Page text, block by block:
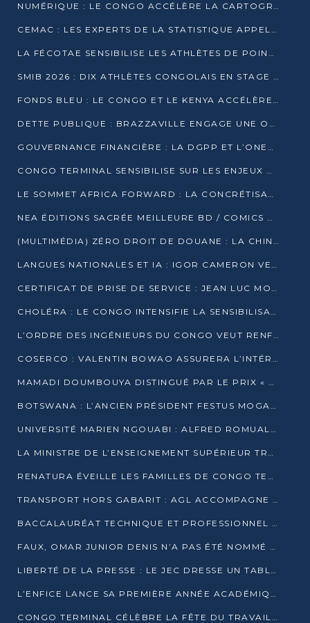
NUMÉRIQUE : LE CONGO ACCÉLÈRE LA CARTOGRAPHIE DE SES INFRASTRUCTURES DIGITALES
CEMAC : LES EXPERTS DE LA STATISTIQUE APPELLENT À RENFORCER LA SÉCURISATION DES DONNÉES
LA FÉCOTAE SENSIBILISE LES ATHLÈTES DE POINTE-NOIRE À L’HYGIÈNE ALIMENTA
SMIB 2026 : DIX ATHLÈTES CONGOLAIS EN STAGE AU KENYA
FONDS BLEU : LE CONGO ET LE KENYA ACCÉLÈRENT LA MOBILISATION DES FINANCEMENTS
DETTE PUBLIQUE : BRAZZAVILLE ENGAGE UNE OPÉRATION DE RACHAT DE 575 MILLIONS DE DOLLARS
GOUVERNANCE FINANCIÈRE : LA DGPP ET L’ONEC-C VERS UN PARTENARIAT POUR ASSAINIR LES ENTREPRISES PUBLIQUES
CONGO TERMINAL SENSIBILISE SUR LES ENJEUX DE LA SANTÉ MENTALE EN
LE SOMMET AFRICA FORWARD : LA CONCRÉTISATION DE PARTENARIATS ÉQUILIBRÉS ET TOURNÉS VERS L’AVENIR ENTRE LE CONTINENT AFRICAIN ET LA FRANCE
NEA ÉDITIONS SACRÉE MEILLEURE BD / COMICS D’AFRIQUE AU KENYA
(MULTIMÉDIA) ZÉRO DROIT DE DOUANE : LA CHINE ET L’AFRIQUE VERS UNE PROXIMITÉ SANS PRÉCÉDENT (PAPIER GÉNÉRAL)
LANGUES NATIONALES ET IA : IGOR CAMERON VEUT ARRIMER LA STRATÉGIE IA À LA LOI SUR LA RECHERCHE
CERTIFICAT DE PRISE DE SERVICE : JEAN LUC MOUTHOU DÉMENT UNE « FAKE NEWS »
CHOLÉRA : LE CONGO INTENSIFIE LA SENSIBILISATION AU MARCHÉ DE TALANGAÏ
L’ORDRE DES INGÉNIEURS DU CONGO VEUT RENFORCER L’ÉTHIQUE ET LA CRÉDIBILITÉ DE LA PROFESSION
COSERCO : VALENTIN BOWAO ASSURERA L’INTÉRIM À LA TÊTE DU BUREAU EXÉCUTIF NATIONAL
MAMADI DOUMBOUYA DISTINGUÉ PAR LE PRIX « SUPER GRAND BÂTISSEUR BABACAR N’DIAYE »
BOTSWANA : L’ANCIEN PRÉSIDENT FESTUS MOGAE EST MORT À 86 ANS
UNIVERSITÉ MARIEN NGOUABI : ALFRED ROMUALD NGUYA POATY SOUTIENT UNE THÈSE SUR LE PARADOXE DE LA CROISSANCE EN ZONE CEMAC
LA MINISTRE DE L’ENSEIGNEMENT SUPÉRIEUR TRACE SA FEUILLE DE ROUTE
RENATURA ÉVEILLE LES FAMILLES DE CONGO TERMINAL À LA PROTECTION DE L’ENVIRONNEMENT
TRANSPORT HORS GABARIT : AGL ACCOMPAGNE LE DÉVELOPPEMENT DU SECTEUR BRASSICOLE AU CONGO
BACCALAURÉAT TECHNIQUE ET PROFESSIONNEL : 16 352 CANDIDATS LANCÉS DANS LES ÉPREUVES D’EPS
FAUX, OMAR JUNIOR DENIS N’A PAS ÉTÉ NOMMÉ AIDE DE CAMP ADJOINT DE DENIS SASSOU NGUESSO
LIBERTÉ DE LA PRESSE : LE JEC DRESSE UN TABLEAU PRÉOCCUPANT AU CONGO
L’ENFICE LANCE SA PREMIÈRE ANNÉE ACADÉMIQUE AVEC 100 FUTURS ENSEIGNANTS
CONGO TERMINAL CÉLÈBRE LA FÊTE DU TRAVAIL AVEC SES COLLABORATEURS À POINTE-NOIRE